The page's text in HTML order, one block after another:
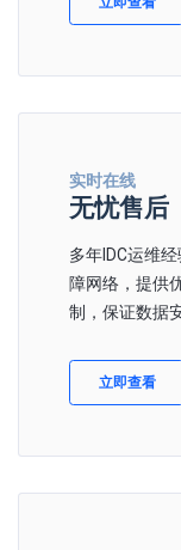
实时在线
无忧售后
多年IDC运维
障网络，提供
制，保证数据
立即查看